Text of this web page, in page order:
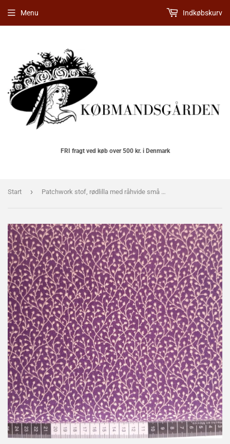
FRI fragt ved køb over 500 kr. i Denmark
Menu Indkøbskurv
Start › Patchwork stof, rødlilla med råhvide små bladranker.